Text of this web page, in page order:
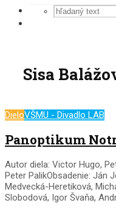
Sisa
DieloVŠMU - Divadlo LAB
Panoptikum
Autor diela: Victor Hugo,
Peter PalikObsadenie: Ján
Medvecká-Heretiková,
Slobodová, Igor Švaňa,